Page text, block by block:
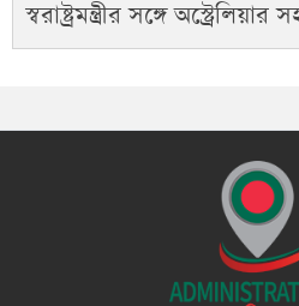
স্বরাষ্ট্রমন্ত্রীর সঙ্গে